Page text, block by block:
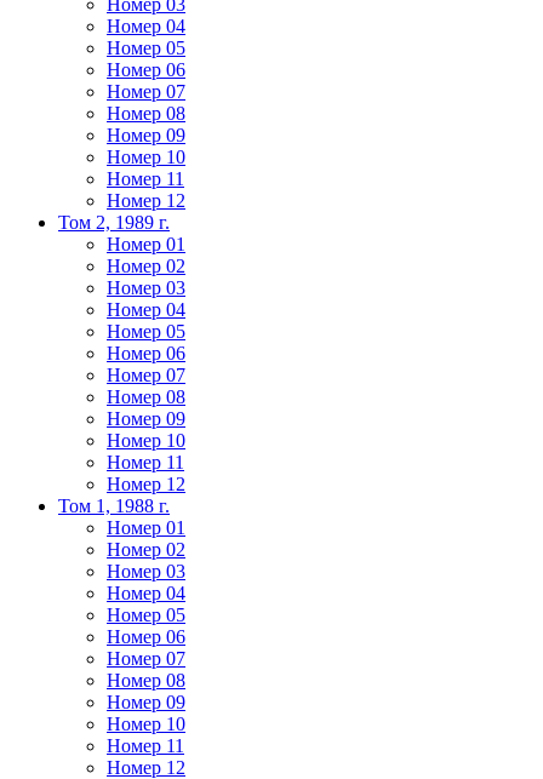
Номер 03
Номер 04
Номер 05
Номер 06
Номер 07
Номер 08
Номер 09
Номер 10
Номер 11
Номер 12
Том 2, 1989 г.
Номер 01
Номер 02
Номер 03
Номер 04
Номер 05
Номер 06
Номер 07
Номер 08
Номер 09
Номер 10
Номер 11
Номер 12
Том 1, 1988 г.
Номер 01
Номер 02
Номер 03
Номер 04
Номер 05
Номер 06
Номер 07
Номер 08
Номер 09
Номер 10
Номер 11
Номер 12